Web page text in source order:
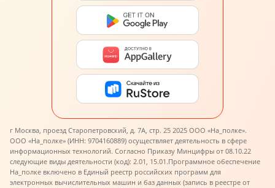
г Москва, проезд Старопетровский, д. 7А, стр. 25 2025 ООО «На_полке».
ООО «На_полке» (ИНН: 9704160889) осуществляет деятельность в сфере
информационных технологий. Согласно Приказу Минцифры от 08.10.22
следующие виды деятельности (код): 2.01, 15.01.Программное обеспечение
На_полке включено в Единый реестр российских программ для
электронных вычислительных машин и баз данных (запись в реестре от